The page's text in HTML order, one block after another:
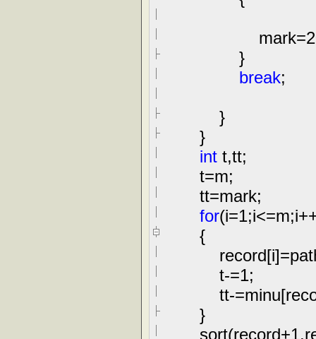
mark=
}
break;
}
}
int t,tt;
t=m;
tt=mark;
for(i=1;i<=m;i
{
record[i]=
t-=1;
tt-=
}
sort(record+1